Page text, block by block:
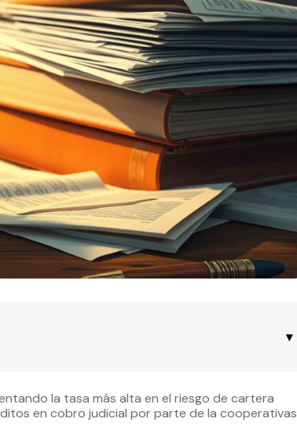
▾
la tasa más alta en el riesgo de cartera
en cobro judicial por parte de la cooperativas